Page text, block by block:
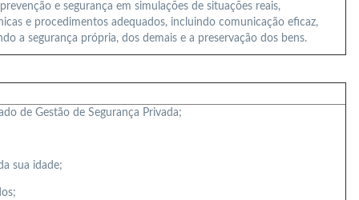
e segurança em simulações de situações reais,
e procedimentos adequados, incluindo comunicação eficaz,
a segurança própria, dos demais e a preservação dos bens.
de Gestão de Segurança Privada;
sua idade;